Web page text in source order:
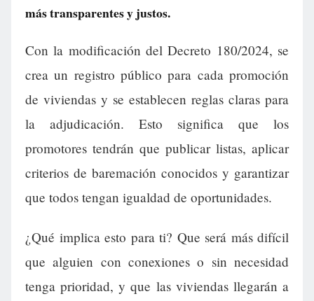
más transparentes y justos.
Con la modificación del Decreto 180/2024, se
crea un registro público para cada promoción
de viviendas y se establecen reglas claras para
la adjudicación. Esto significa que los
promotores tendrán que publicar listas, aplicar
criterios de baremación conocidos y garantizar
que todos tengan igualdad de oportunidades.
¿Qué implica esto para ti? Que será más difícil
que alguien con conexiones o sin necesidad
tenga prioridad, y que las viviendas llegarán a